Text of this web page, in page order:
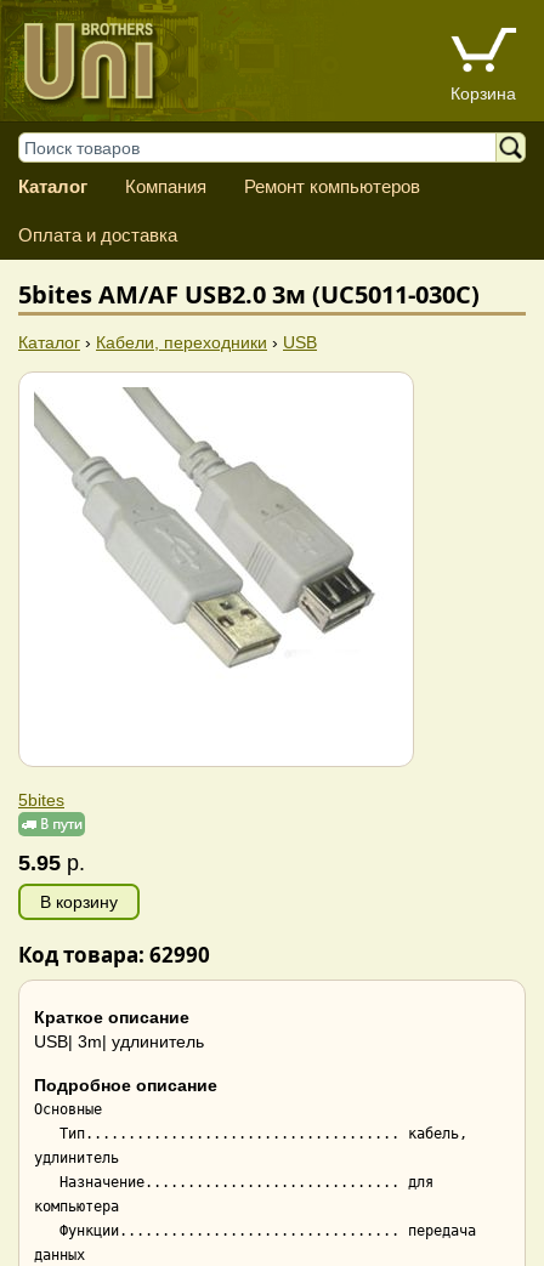
Корзина
Каталог Компания Ремонт компьютеров
Оплата и доставка
5bites AM/AF USB2.0 3м (UC5011-030C)
Каталог › Кабели, переходники › USB
5bites
5.95 р.
В корзину
Код товара: 62990
Краткое описание
USB| 3m| удлинитель
Подробное описание
Основные
удлинитель
компьютера
данных